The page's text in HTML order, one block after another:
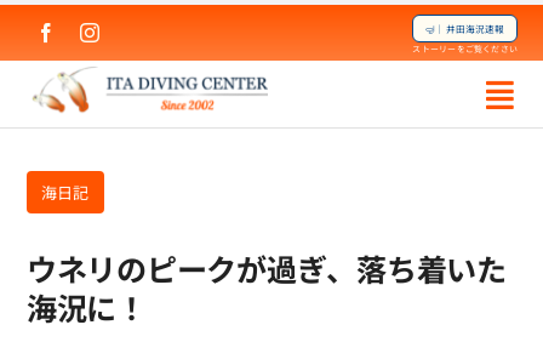
content
🤿｜井田海況速報
ストーリーをご覧ください
海日記
ウネリのピークが過ぎ、落ち着いた
海況に！